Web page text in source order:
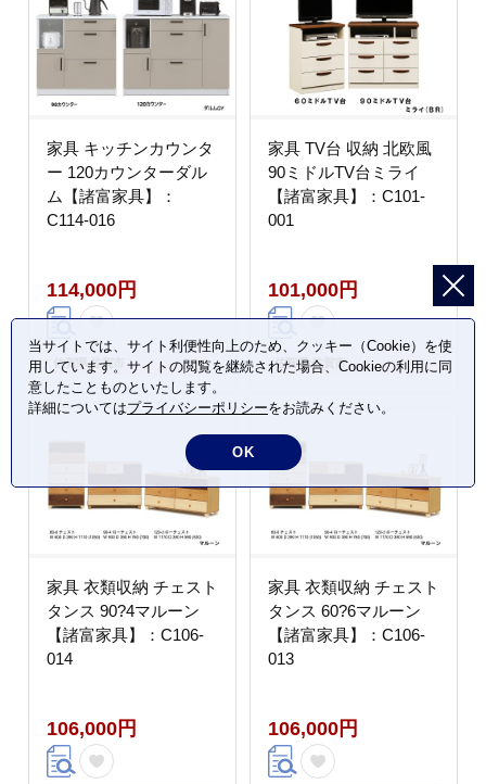
家具 キッチンカウンタ
ー 120カウンターダル
ム【諸富家具】：
C114-016
114,000円
佐賀県 佐賀市
家具 TV台 収納 北欧風
90ミドルTV台ミライ
【諸富家具】：C101-
001
101,000円
佐賀県 佐賀市
家具 衣類収納 チェスト
タンス 90?4マルーン
【諸富家具】：C106-
014
106,000円
家具 衣類収納 チェスト
タンス 60?6マルーン
【諸富家具】：C106-
013
106,000円
当サイトでは、サイト利便性向上のため、クッキー（Cookie）を使
用しています。サイトの閲覧を継続された場合、Cookieの利用に同
意したことものといたします。
詳細についてはプライバシーポリシーをお読みください。
OK